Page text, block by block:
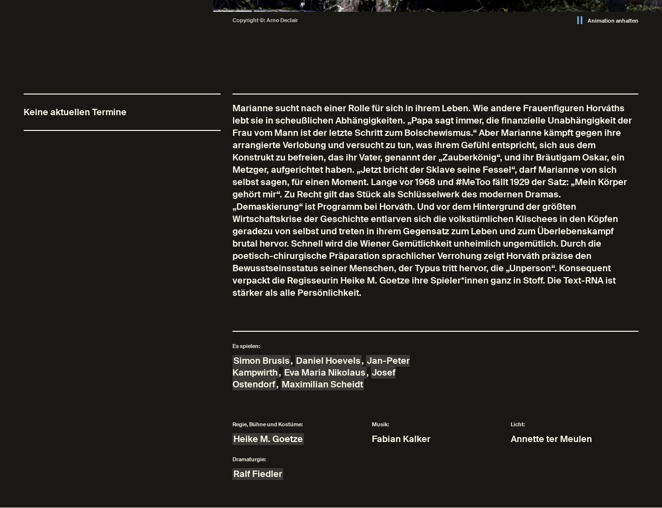
Copyright ©: Arno Declair Animation anhalten
Keine aktuellen Termine
Marianne sucht nach einer Rolle für sich in ihrem Leben. Wie andere Frauenfiguren Horváths
lebt sie in scheußlichen Abhängigkeiten. „Papa sagt immer, die finanzielle Unabhängigkeit der
Frau vom Mann ist der letzte Schritt zum Bolschewismus.“ Aber Marianne kämpft gegen ihre
arrangierte Verlobung und versucht zu tun, was ihrem Gefühl entspricht, sich aus dem
Konstrukt zu befreien, das ihr Vater, genannt der „Zauberkönig“, und ihr Bräutigam Oskar, ein
Metzger, aufgerichtet haben. „Jetzt bricht der Sklave seine Fessel“, darf Marianne von sich
selbst sagen, für einen Moment. Lange vor 1968 und #MeToo fällt 1929 der Satz: „Mein Körper
gehört mir“. Zu Recht gilt das Stück als Schlüsselwerk des modernen Dramas.
„Demaskierung“ ist Programm bei Horváth. Und vor dem Hintergrund der größten
Wirtschaftskrise der Geschichte entlarven sich die volkstümlichen Klischees in den Köpfen
geradezu von selbst und treten in ihrem Gegensatz zum Leben und zum Überlebenskampf
brutal hervor. Schnell wird die Wiener Gemütlichkeit unheimlich ungemütlich. Durch die
poetisch-chirurgische Präparation sprachlicher Verrohung zeigt Horváth präzise den
Bewusstseinsstatus seiner Menschen, der Typus tritt hervor, die „Unperson“. Konsequent
verpackt die Regisseurin Heike M. Goetze ihre Spieler*innen ganz in Stoff. Die Text-RNA ist
stärker als alle Persönlichkeit.
Es spielen:
Simon Brusis, Daniel Hoevels, Jan-Peter
Kampwirth, Eva Maria Nikolaus, Josef
Ostendorf, Maximilian Scheidt
Regie, Bühne und Kostüme:
Heike M. Goetze
Musik:
Fabian Kalker
Licht:
Annette ter Meulen
Dramaturgie:
Ralf Fiedler